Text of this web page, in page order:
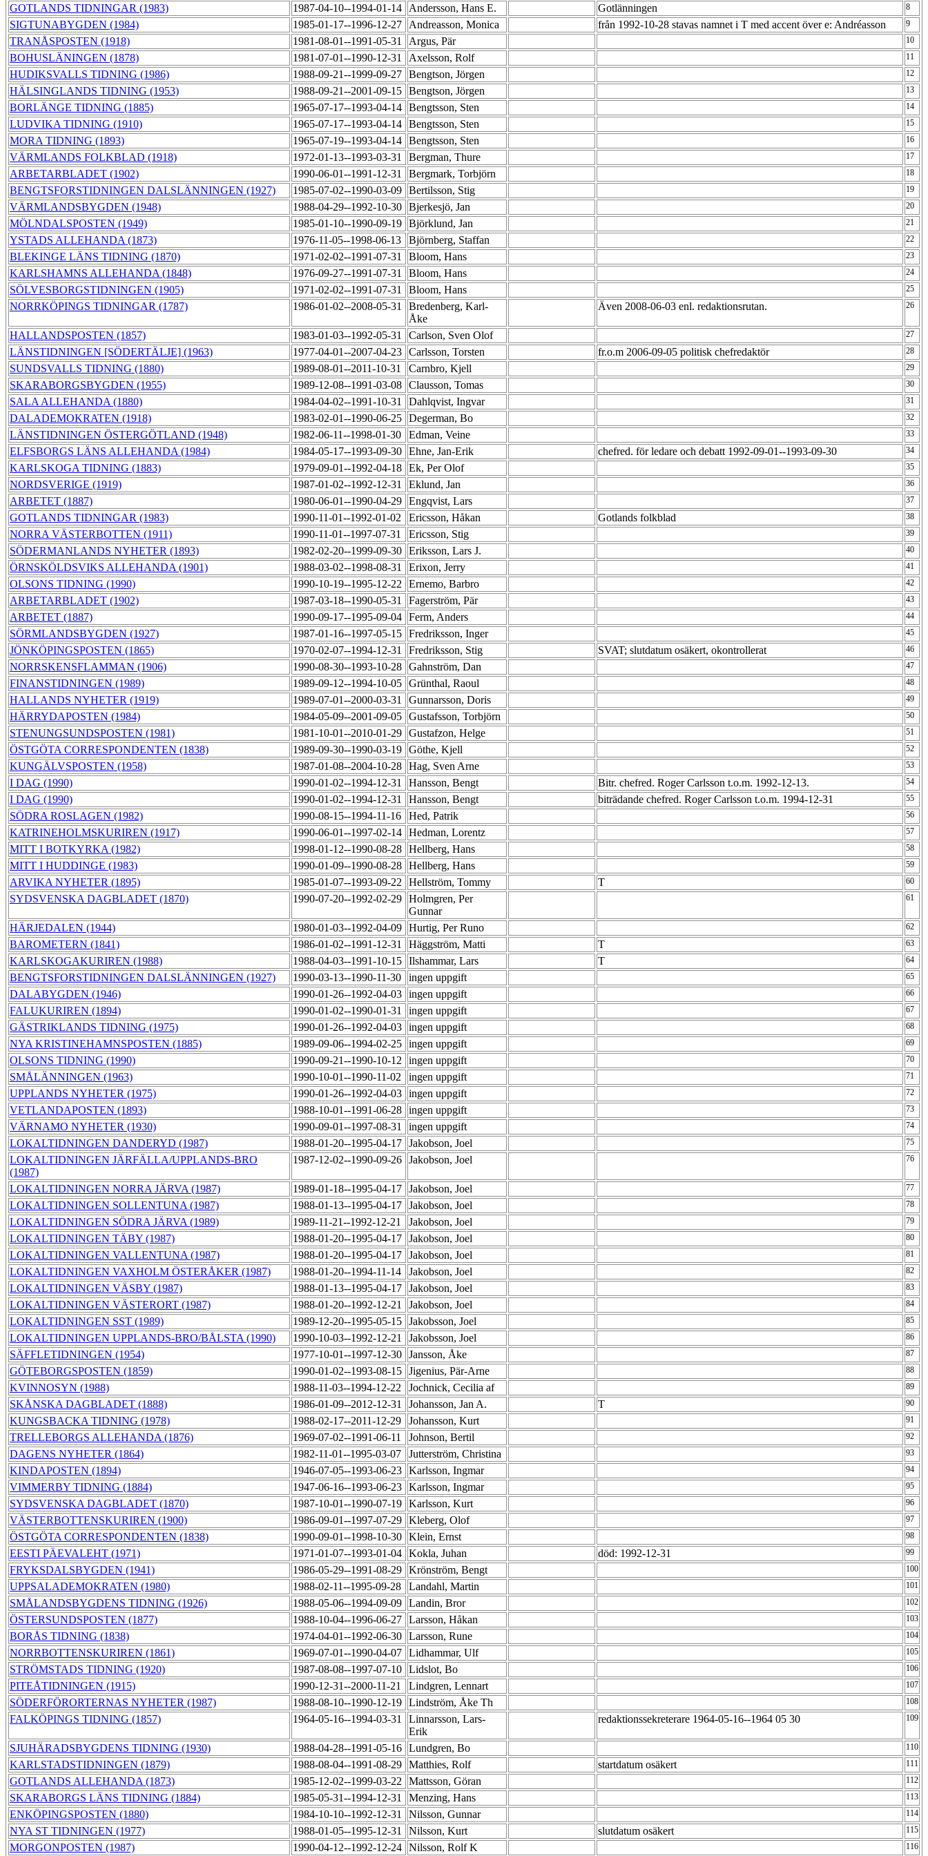
GOTLANDS TIDNINGAR (1983) 1987-04-10--1994-01-14 Andersson, Hans E. Gotlänningen 8
SIGTUNABYGDEN (1984) 1985-01-17--1996-12-27 Andreasson, Monica från 1992-10-28 stavas namnet i T med accent över e: Andréasson 9
TRANÅSPOSTEN (1918) 1981-08-01--1991-05-31 Argus, Pär 10
BOHUSLÄNINGEN (1878) 1981-07-01--1990-12-31 Axelsson, Rolf 11
HUDIKSVALLS TIDNING (1986) 1988-09-21--1999-09-27 Bengtson, Jörgen 12
HÄLSINGLANDS TIDNING (1953) 1988-09-21--2001-09-15 Bengtson, Jörgen 13
BORLÄNGE TIDNING (1885) 1965-07-17--1993-04-14 Bengtsson, Sten 14
LUDVIKA TIDNING (1910) 1965-07-17--1993-04-14 Bengtsson, Sten 15
MORA TIDNING (1893) 1965-07-19--1993-04-14 Bengtsson, Sten 16
VÄRMLANDS FOLKBLAD (1918) 1972-01-13--1993-03-31 Bergman, Thure 17
ARBETARBLADET (1902) 1990-06-01--1991-12-31 Bergmark, Torbjörn 18
BENGTSFORSTIDNINGEN DALSLÄNNINGEN (1927) 1985-07-02--1990-03-09 Bertilsson, Stig 19
VÄRMLANDSBYGDEN (1948) 1988-04-29--1992-10-30 Bjerkesjö, Jan 20
MÖLNDALSPOSTEN (1949) 1985-01-10--1990-09-19 Björklund, Jan 21
YSTADS ALLEHANDA (1873) 1976-11-05--1998-06-13 Björnberg, Staffan 22
BLEKINGE LÄNS TIDNING (1870) 1971-02-02--1991-07-31 Bloom, Hans 23
KARLSHAMNS ALLEHANDA (1848) 1976-09-27--1991-07-31 Bloom, Hans 24
SÖLVESBORGSTIDNINGEN (1905) 1971-02-02--1991-07-31 Bloom, Hans 25
NORRKÖPINGS TIDNINGAR (1787) 1986-01-02--2008-05-31
Bredenberg, Karl-
Åke
Även 2008-06-03 enl. redaktionsrutan. 26
HALLANDSPOSTEN (1857) 1983-01-03--1992-05-31 Carlson, Sven Olof 27
LÄNSTIDNINGEN [SÖDERTÄLJE] (1963) 1977-04-01--2007-04-23 Carlsson, Torsten fr.o.m 2006-09-05 politisk chefredaktör 28
SUNDSVALLS TIDNING (1880) 1989-08-01--2011-10-31 Carnbro, Kjell 29
SKARABORGSBYGDEN (1955) 1989-12-08--1991-03-08 Clausson, Tomas 30
SALA ALLEHANDA (1880) 1984-04-02--1991-10-31 Dahlqvist, Ingvar 31
DALADEMOKRATEN (1918) 1983-02-01--1990-06-25 Degerman, Bo 32
LÄNSTIDNINGEN ÖSTERGÖTLAND (1948) 1982-06-11--1998-01-30 Edman, Veine 33
ELFSBORGS LÄNS ALLEHANDA (1984) 1984-05-17--1993-09-30 Ehne, Jan-Erik chefred. för ledare och debatt 1992-09-01--1993-09-30 34
KARLSKOGA TIDNING (1883) 1979-09-01--1992-04-18 Ek, Per Olof 35
NORDSVERIGE (1919) 1987-01-02--1992-12-31 Eklund, Jan 36
ARBETET (1887) 1980-06-01--1990-04-29 Engqvist, Lars 37
GOTLANDS TIDNINGAR (1983) 1990-11-01--1992-01-02 Ericsson, Håkan Gotlands folkblad 38
NORRA VÄSTERBOTTEN (1911) 1990-11-01--1997-07-31 Ericsson, Stig 39
SÖDERMANLANDS NYHETER (1893) 1982-02-20--1999-09-30 Eriksson, Lars J. 40
ÖRNSKÖLDSVIKS ALLEHANDA (1901) 1988-03-02--1998-08-31 Erixon, Jerry 41
OLSONS TIDNING (1990) 1990-10-19--1995-12-22 Ernemo, Barbro 42
ARBETARBLADET (1902) 1987-03-18--1990-05-31 Fagerström, Pär 43
ARBETET (1887) 1990-09-17--1995-09-04 Ferm, Anders 44
SÖRMLANDSBYGDEN (1927) 1987-01-16--1997-05-15 Fredriksson, Inger 45
JÖNKÖPINGSPOSTEN (1865) 1970-02-07--1994-12-31 Fredriksson, Stig SVAT; slutdatum osäkert, okontrollerat 46
NORRSKENSFLAMMAN (1906) 1990-08-30--1993-10-28 Gahnström, Dan 47
FINANSTIDNINGEN (1989) 1989-09-12--1994-10-05 Grünthal, Raoul 48
HALLANDS NYHETER (1919) 1989-07-01--2000-03-31 Gunnarsson, Doris 49
HÄRRYDAPOSTEN (1984) 1984-05-09--2001-09-05 Gustafsson, Torbjörn 50
STENUNGSUNDSPOSTEN (1981) 1981-10-01--2010-01-29 Gustafzon, Helge 51
ÖSTGÖTA CORRESPONDENTEN (1838) 1989-09-30--1990-03-19 Göthe, Kjell 52
KUNGÄLVSPOSTEN (1958) 1987-01-08--2004-10-28 Hag, Sven Arne 53
I DAG (1990) 1990-01-02--1994-12-31 Hansson, Bengt Bitr. chefred. Roger Carlsson t.o.m. 1992-12-13. 54
I DAG (1990) 1990-01-02--1994-12-31 Hansson, Bengt biträdande chefred. Roger Carlsson t.o.m. 1994-12-31 55
SÖDRA ROSLAGEN (1982) 1990-08-15--1994-11-16 Hed, Patrik 56
KATRINEHOLMSKURIREN (1917) 1990-06-01--1997-02-14 Hedman, Lorentz 57
MITT I BOTKYRKA (1982) 1998-01-12--1990-08-28 Hellberg, Hans 58
MITT I HUDDINGE (1983) 1990-01-09--1990-08-28 Hellberg, Hans 59
ARVIKA NYHETER (1895) 1985-01-07--1993-09-22 Hellström, Tommy T 60
SYDSVENSKA DAGBLADET (1870) 1990-07-20--1992-02-29 Holmgren, Per
Gunnar
61
HÄRJEDALEN (1944) 1980-01-03--1992-04-09 Hurtig, Per Runo 62
BAROMETERN (1841) 1986-01-02--1991-12-31 Häggström, Matti T 63
KARLSKOGAKURIREN (1988) 1988-04-03--1991-10-15 Ilshammar, Lars T 64
BENGTSFORSTIDNINGEN DALSLÄNNINGEN (1927) 1990-03-13--1990-11-30 ingen uppgift 65
DALABYGDEN (1946) 1990-01-26--1992-04-03 ingen uppgift 66
FALUKURIREN (1894) 1990-01-02--1990-01-31 ingen uppgift 67
GÄSTRIKLANDS TIDNING (1975) 1990-01-26--1992-04-03 ingen uppgift 68
NYA KRISTINEHAMNSPOSTEN (1885) 1989-09-06--1994-02-25 ingen uppgift 69
OLSONS TIDNING (1990) 1990-09-21--1990-10-12 ingen uppgift 70
SMÅLÄNNINGEN (1963) 1990-10-01--1990-11-02 ingen uppgift 71
UPPLANDS NYHETER (1975) 1990-01-26--1992-04-03 ingen uppgift 72
VETLANDAPOSTEN (1893) 1988-10-01--1991-06-28 ingen uppgift 73
VÄRNAMO NYHETER (1930) 1990-09-01--1997-08-31 ingen uppgift 74
LOKALTIDNINGEN DANDERYD (1987) 1988-01-20--1995-04-17 Jakobson, Joel 75
LOKALTIDNINGEN JÄRFÄLLA/UPPLANDS-BRO
(1987)
1987-12-02--1990-09-26 Jakobson, Joel 76
LOKALTIDNINGEN NORRA JÄRVA (1987) 1989-01-18--1995-04-17 Jakobson, Joel 77
LOKALTIDNINGEN SOLLENTUNA (1987) 1988-01-13--1995-04-17 Jakobson, Joel 78
LOKALTIDNINGEN SÖDRA JÄRVA (1989) 1989-11-21--1992-12-21 Jakobson, Joel 79
LOKALTIDNINGEN TÄBY (1987) 1988-01-20--1995-04-17 Jakobson, Joel 80
LOKALTIDNINGEN VALLENTUNA (1987) 1988-01-20--1995-04-17 Jakobson, Joel 81
LOKALTIDNINGEN VAXHOLM ÖSTERÅKER (1987) 1988-01-20--1994-11-14 Jakobson, Joel 82
LOKALTIDNINGEN VÄSBY (1987) 1988-01-13--1995-04-17 Jakobson, Joel 83
LOKALTIDNINGEN VÄSTERORT (1987) 1988-01-20--1992-12-21 Jakobson, Joel 84
LOKALTIDNINGEN SST (1989) 1989-12-20--1995-05-15 Jakobsson, Joel 85
LOKALTIDNINGEN UPPLANDS-BRO/BÅLSTA (1990) 1990-10-03--1992-12-21 Jakobsson, Joel 86
SÄFFLETIDNINGEN (1954) 1977-10-01--1997-12-30 Jansson, Åke 87
GÖTEBORGSPOSTEN (1859) 1990-01-02--1993-08-15 Jigenius, Pär-Arne 88
KVINNOSYN (1988) 1988-11-03--1994-12-22 Jochnick, Cecilia af 89
SKÅNSKA DAGBLADET (1888) 1986-01-09--2012-12-31 Johansson, Jan A. T 90
KUNGSBACKA TIDNING (1978) 1988-02-17--2011-12-29 Johansson, Kurt 91
TRELLEBORGS ALLEHANDA (1876) 1969-07-02--1991-06-11 Johnson, Bertil 92
DAGENS NYHETER (1864) 1982-11-01--1995-03-07 Jutterström, Christina 93
KINDAPOSTEN (1894) 1946-07-05--1993-06-23 Karlsson, Ingmar 94
VIMMERBY TIDNING (1884) 1947-06-16--1993-06-23 Karlsson, Ingmar 95
SYDSVENSKA DAGBLADET (1870) 1987-10-01--1990-07-19 Karlsson, Kurt 96
VÄSTERBOTTENSKURIREN (1900) 1986-09-01--1997-07-29 Kleberg, Olof 97
ÖSTGÖTA CORRESPONDENTEN (1838) 1990-09-01--1998-10-30 Klein, Ernst 98
EESTI PÄEVALEHT (1971) 1971-01-07--1993-01-04 Kokla, Juhan död: 1992-12-31 99
FRYKSDALSBYGDEN (1941) 1986-05-29--1991-08-29 Krönström, Bengt 100
UPPSALADEMOKRATEN (1980) 1988-02-11--1995-09-28 Landahl, Martin 101
SMÅLANDSBYGDENS TIDNING (1926) 1988-05-06--1994-09-09 Landin, Bror 102
ÖSTERSUNDSPOSTEN (1877) 1988-10-04--1996-06-27 Larsson, Håkan 103
BORÅS TIDNING (1838) 1974-04-01--1992-06-30 Larsson, Rune 104
NORRBOTTENSKURIREN (1861) 1969-07-01--1990-04-07 Lidhammar, Ulf 105
STRÖMSTADS TIDNING (1920) 1987-08-08--1997-07-10 Lidslot, Bo 106
PITEÅTIDNINGEN (1915) 1990-12-31--2000-11-21 Lindgren, Lennart 107
SÖDERFÖRORTERNAS NYHETER (1987) 1988-08-10--1990-12-19 Lindström, Åke Th 108
FALKÖPINGS TIDNING (1857) 1964-05-16--1994-03-31
Linnarsson, Lars-
Erik
redaktionssekreterare 1964-05-16--1964 05 30 109
SJUHÄRADSBYGDENS TIDNING (1930) 1988-04-28--1991-05-16 Lundgren, Bo 110
KARLSTADSTIDNINGEN (1879) 1988-08-04--1991-08-29 Matthies, Rolf startdatum osäkert 111
GOTLANDS ALLEHANDA (1873) 1985-12-02--1999-03-22 Mattsson, Göran 112
SKARABORGS LÄNS TIDNING (1884) 1985-05-31--1994-12-31 Menzing, Hans 113
ENKÖPINGSPOSTEN (1880) 1984-10-10--1992-12-31 Nilsson, Gunnar 114
NYA ST TIDNINGEN (1977) 1988-01-05--1995-12-31 Nilsson, Kurt slutdatum osäkert 115
MORGONPOSTEN (1987) 1990-04-12--1992-12-24 Nilsson, Rolf K 116